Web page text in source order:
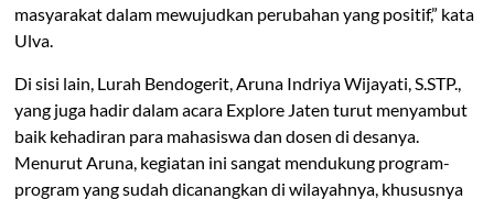
masyarakat dalam mewujudkan perubahan yang positif,” kata
Ulva.
Di sisi lain, Lurah Bendogerit, Aruna Indriya Wijayati, S.STP.,
yang juga hadir dalam acara Explore Jaten turut menyambut
baik kehadiran para mahasiswa dan dosen di desanya.
Menurut Aruna, kegiatan ini sangat mendukung program-
program yang sudah dicanangkan di wilayahnya, khususnya